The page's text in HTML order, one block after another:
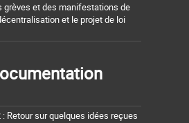
grèves et des manifestations de
et le projet de loi
Retour sur quelques idées reçues